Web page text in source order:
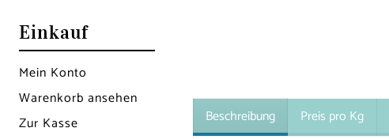
Einkauf
Mein Konto
Warenkorb ansehen
Zur Kasse
Beschreibung Preis pro Kg